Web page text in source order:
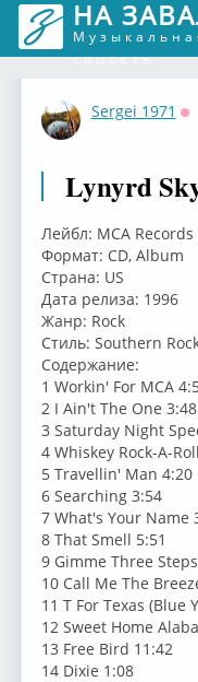
НА
соцсеть
Sergei 1971
Lynyrd
Лейбл: MCA
Формат: CD, Album
Страна: US
Дата релиза: 1996
Жанр: Rock
Стиль: Southern
Содержание:
1 Workin' For MCA
2 I Ain't The One 3:48
3 Saturday Night
4 Whiskey Rock-A-
5 Travellin' Man 4:20
6 Searching 3:54
7 What's Your Name
8 That Smell 5:51
9 Gimme Three
10 Call Me The
11 T For Texas (Blue
12 Sweet Home
13 Free Bird 11:42
14 Dixie 1:08